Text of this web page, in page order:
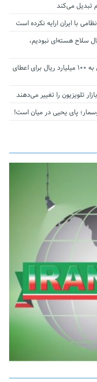
تبدیل می‌کند
با ایران ارایه نکرده است
سلاح هسته‌ای نبودیم،
آستانه الزام به دریافت صورت های مالی به ۱۰۰ میلیارد ریال برای اعطای
تلویزیون را تغییر می‌دهند
پای یحیی در میان است!